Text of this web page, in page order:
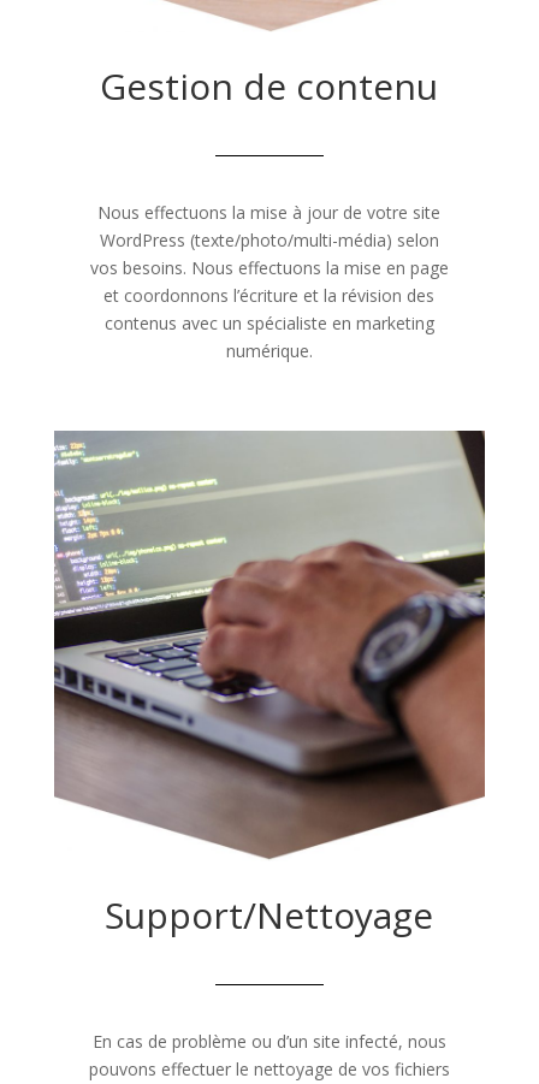
Gestion de contenu
Nous effectuons la mise à jour de votre site
WordPress (texte/photo/multi-média) selon
vos besoins. Nous effectuons la mise en page
et coordonnons l’écriture et la révision des
contenus avec un spécialiste en marketing
numérique.
Support/Nettoyage
En cas de problème ou d’un site infecté, nous
pouvons effectuer le nettoyage de vos fichiers